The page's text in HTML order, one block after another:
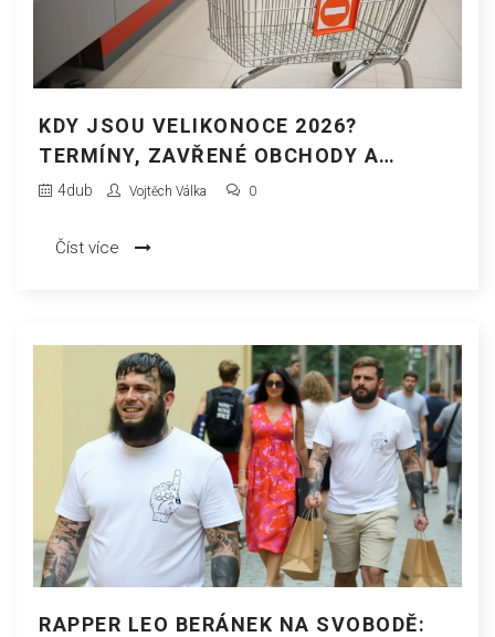
KDY JSOU VELIKONOCE 2026?
TERMÍNY, ZAVŘENÉ OBCHODY A
NEJLEPŠÍ TRHY
4dub Vojtěch Válka 0
Číst více
RAPPER LEO BERÁNEK NA SVOBODĚ: